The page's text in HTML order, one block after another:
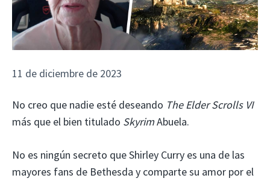
11 de diciembre de 2023
No creo que nadie esté deseando The Elder Scrolls VI
más que el bien titulado SkyrimAbuela.
No es ningún secreto que Shirley Curry es una de las
mayores fans de Bethesda y comparte su amor por el